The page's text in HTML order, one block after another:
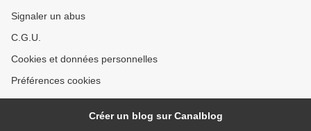
Signaler un abus
C.G.U.
Cookies et données personnelles
Préférences cookies
Créer un blog sur Canalblog